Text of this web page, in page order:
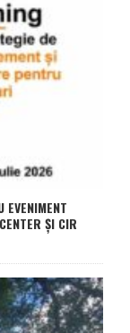
EVENIMENT
ȘI CIR